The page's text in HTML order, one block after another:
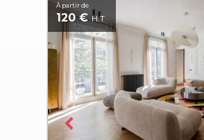
À partir de
120 €H.T